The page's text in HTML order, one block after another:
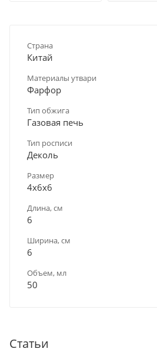
Страна
Китай
Материалы утвари
Фарфор
Тип обжига
Газовая печь
Тип росписи
Деколь
Размер
4х6х6
Длина, см
6
Ширина, см
6
Объем, мл
50
Статьи